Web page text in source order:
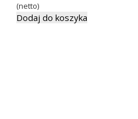
(netto)
Dodaj do koszyka